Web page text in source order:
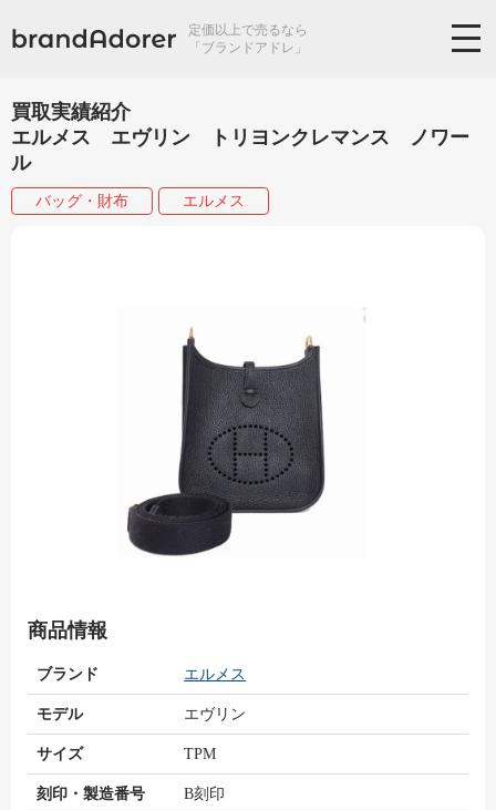
定価以上で売るなら
「ブランドアドレ」
買取実績紹介
エルメス エヴリン トリヨンクレマンス ノワー
ル
バッグ・財布 エルメス
商品情報
ブランド エルメス
モデル エヴリン
サイズ TPM
刻印・製造番号 B刻印